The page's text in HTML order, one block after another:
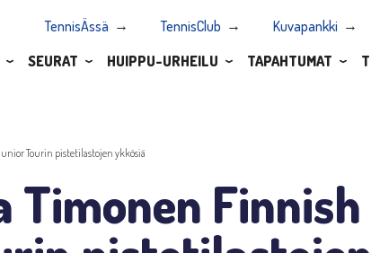
TennisÄssä TennisClub Kuvapankki
SEURAT HUIPPU-URHEILU TAPAHTUMAT
Tourin pistetilastojen ykkösiä
Timonen Finnish